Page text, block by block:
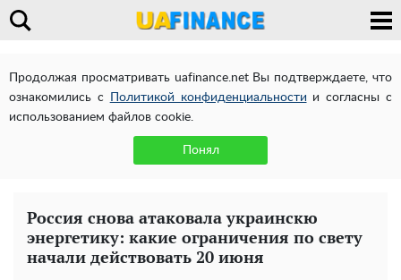
Продолжая просматривать uafinance.net Вы подтверждаете, что
ознакомились с
Политикой конфиденциальности и согласны с
использованием файлов cookie.
Понял
Россия снова атаковала украинскю
энергетику: какие ограничения по свету
начали действовать 20 июня